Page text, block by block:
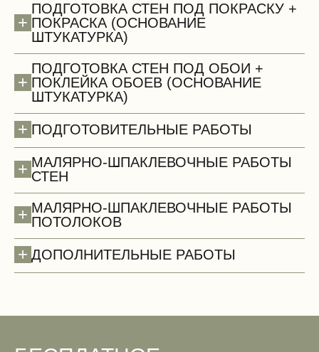
Сантехнические работы (демонтаж)
+
ПОДГОТОВКА СТЕН ПОД ПОКРАСКУ +
ПОКРАСКА (ОСНОВАНИЕ
ШТУКАТУРКА)
+
ПОДГОТОВКА СТЕН ПОД ОБОИ +
ПОКЛЕЙКА ОБОЕВ (ОСНОВАНИЕ
ШТУКАТУРКА)
+ ПОДГОТОВИТЕЛЬНЫЕ РАБОТЫ
+ МАЛЯРНО-ШПАКЛЕВОЧНЫЕ РАБОТЫ
СТЕН
+ МАЛЯРНО-ШПАКЛЕВОЧНЫЕ РАБОТЫ
ПОТОЛОКОВ
+ ДОПОЛНИТЕЛЬНЫЕ РАБОТЫ